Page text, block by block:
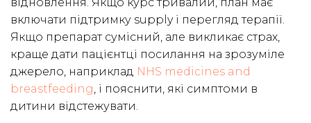
включати підтримку supply і перегляд терапії.
Якщо препарат сумісний, але викликає страх,
краще дати пацієнтці посилання на зрозуміле
джерело, наприклад NHS medicines and
breastfeeding, і пояснити, які симптоми в
дитини відстежувати.